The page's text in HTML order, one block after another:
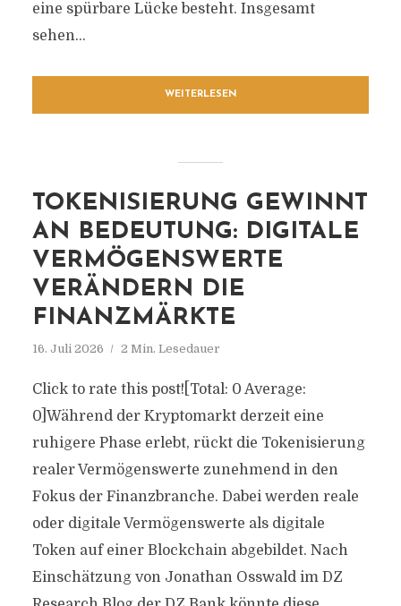
eine spürbare Lücke besteht. Insgesamt
sehen...
WEITERLESEN
TOKENISIERUNG GEWINNT
AN BEDEUTUNG: DIGITALE
VERMÖGENSWERTE
VERÄNDERN DIE
FINANZMÄRKTE
16. Juli 2026 2 Min. Lesedauer
Click to rate this post![Total: 0 Average:
0]Während der Kryptomarkt derzeit eine
ruhigere Phase erlebt, rückt die Tokenisierung
realer Vermögenswerte zunehmend in den
Fokus der Finanzbranche. Dabei werden reale
oder digitale Vermögenswerte als digitale
Token auf einer Blockchain abgebildet. Nach
Einschätzung von Jonathan Osswald im DZ